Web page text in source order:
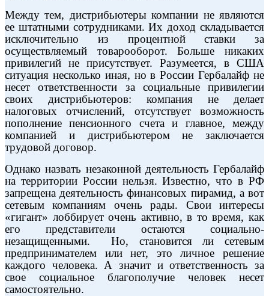
Между тем, дистрибьютеры компании не являются
ее штатными сотрудниками. Их доход складывается
исключительно из процентной ставки за
осуществляемый товарооборот. Больше никаких
привилегий не присутствует. Разумеется, в США
ситуация несколько иная, но в России Гербалайф не
несет ответственности за социальные привилегии
своих дистрибьютеров: компания не делает
налоговых отчислений, отсутствует возможность
пополнение пенсионного счета и главное, между
компанией и дистрибьютером не заключается
трудовой договор.
Однако назвать незаконной деятельность Гербалайф
на территории России нельзя. Известно, что в РФ
запрещена деятельность финансовых пирамид, а вот
сетевым компаниям очень рады. Свои интересы
«гигант» лоббирует очень активно, в то время, как
его представители остаются социально-
незащищенными.
Но, становится ли сетевым
предпринимателем или нет, это личное решение
каждого человека. А значит и ответственность за
свое социальное благополучие человек несет
самостоятельно.